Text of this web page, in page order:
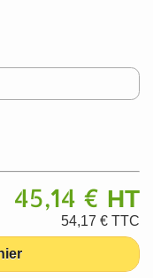
45,14 € HT
54,17 € TTC